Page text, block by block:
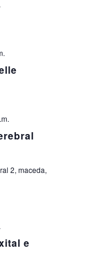
2, maceda,
e